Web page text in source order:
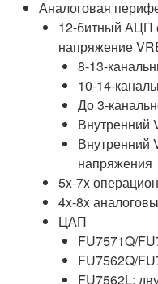
Аналоговая
12-битный АЦП
напряжение
8-13-
10-14-
До 3-
Внутренний
Внутренний
напряжения
5x-7x
4x-8x
ЦАП
FU7571Q/
FU7562Q/
FU7562L: